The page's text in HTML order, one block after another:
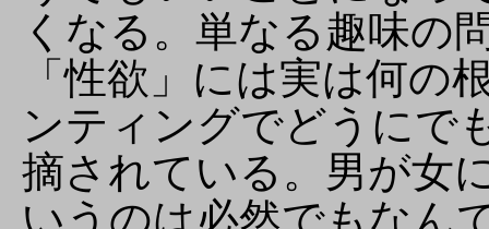
くなる。単なる趣味の
「性欲」には実は何の
ンティングでどうにで
摘されている。男が女
いうのは必然でもなん